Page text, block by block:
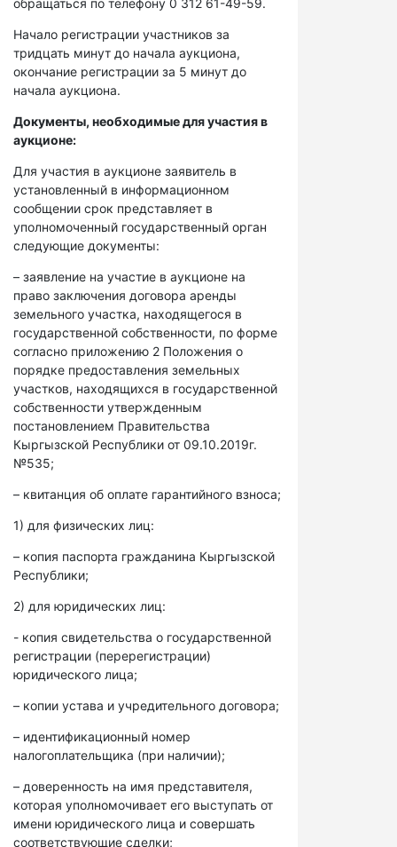
обращаться по телефону 0 312 61-49-59.
Начало регистрации участников за
тридцать минут до начала аукциона,
окончание регистрации за 5 минут до
начала аукциона.
Документы, необходимые для участия в
аукционе:
Для участия в аукционе заявитель в
установленный в информационном
сообщении срок представляет в
уполномоченный государственный орган
следующие документы:
– заявление на участие в аукционе на
право заключения договора аренды
земельного участка, находящегося в
государственной собственности, по форме
согласно приложению 2 Положения о
порядке предоставления земельных
участков, находящихся в государственной
собственности утвержденным
постановлением Правительства
Кыргызской Республики от 09.10.2019г.
№535;
– квитанция об оплате гарантийного взноса;
1) для физических лиц:
– копия паспорта гражданина Кыргызской
Республики;
2) для юридических лиц:
- копия свидетельства о государственной
регистрации (перерегистрации)
юридического лица;
– копии устава и учредительного договора;
– идентификационный номер
налогоплательщика (при наличии);
– доверенность на имя представителя,
которая уполномочивает его выступать от
имени юридического лица и совершать
соответствующие сделки;